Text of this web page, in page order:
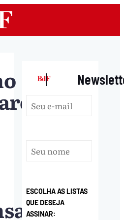
|
ESCOLHA AS LISTAS
QUE DESEJA
ASSINAR: